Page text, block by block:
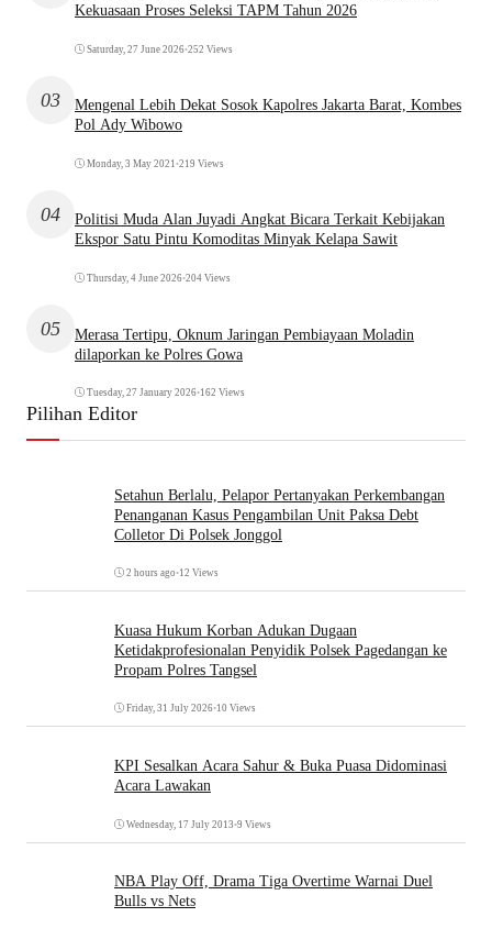
Kekuasaan Proses Seleksi TAPM Tahun 2026
Saturday, 27 June 2026•252 Views
03
Mengenal Lebih Dekat Sosok Kapolres Jakarta Barat, Kombes
Pol Ady Wibowo
Monday, 3 May 2021 •219 Views
04
Politisi Muda Alan Juyadi Angkat Bicara Terkait Kebijakan
Ekspor Satu Pintu Komoditas Minyak Kelapa Sawit
Thursday, 4 June 2026•204 Views
05
Merasa Tertipu, Oknum Jaringan Pembiayaan Moladin
dilaporkan ke Polres Gowa
Tuesday, 27 January 2026•162 Views
Pilihan Editor
Setahun Berlalu, Pelapor Pertanyakan Perkembangan
Penanganan Kasus Pengambilan Unit Paksa Debt
Colletor Di Polsek Jonggol
2 hours ago •12 Views
Kuasa Hukum Korban Adukan Dugaan
Ketidakprofesionalan Penyidik Polsek Pagedangan ke
Propam Polres Tangsel
Friday, 31 July 2026•10 Views
KPI Sesalkan Acara Sahur & Buka Puasa Didominasi
Acara Lawakan
Wednesday, 17 July 2013 •9 Views
NBA Play Off, Drama Tiga Overtime Warnai Duel
Bulls vs Nets